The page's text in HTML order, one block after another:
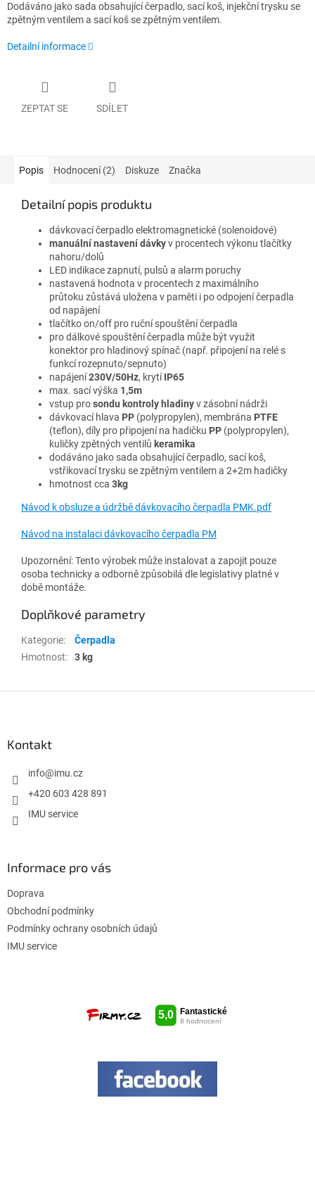
Dodáváno jako sada obsahující čerpadlo, sací koš, injekční trysku se
zpětným ventilem a sací koš se zpětným ventilem.
Detailní informace
ZEPTAT SE SDÍLET
Popis Hodnocení (2) Diskuze Značka
Detailní popis produktu
dávkovací čerpadlo elektromagnetické (solenoidové)
manuální nastavení dávkyv procentech výkonu tlačítky
nahoru/dolů
LED indikace zapnutí, pulsů a alarm poruchy
nastavená hodnota v procentech z maximálního
průtoku zůstává uložena v paměti i po odpojení čerpadla
od napájení
tlačítko on/off pro ruční spouštění čerpadla
pro dálkové spouštění čerpadla může být využit
konektor pro hladinový spínač (např. připojení na relé s
funkcí rozepnuto/sepnuto)
napájení230V/50Hz, krytíIP65
max. sací výška 1,5m
vstup prosondu kontroly hladinyv zásobní nádrži
dávkovací hlava PP (polypropylen), membrána PTFE
(teflon), díly pro připojení na hadičku PP (polypropylen),
kuličky zpětných ventilů keramika
dodáváno jako sada obsahující čerpadlo, sací koš,
vstřikovací trysku se zpětným ventilem a 2+2m hadičky
hmotnost cca 3kg
Návod k obsluze a údržbě dávkovacího čerpadla PMK.pdf
Návod na instalaci dávkovacího čerpadla PM
Upozornění: Tento výrobek může instalovat a zapojit pouze
osoba technicky a odborně způsobilá dle legislativy platné v
době montáže.
Doplňkové parametry
Kategorie:
Čerpadla
Hmotnost: 3 kg
Kontakt
info@imu.cz
+420 603 428 891
IMU service
Informace pro vás
Doprava
Obchodní podmínky
Podmínky ochrany osobních údajů
IMU service